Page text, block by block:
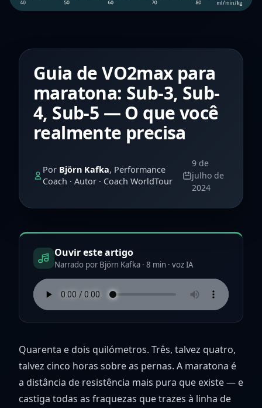
Guia de VO2max para
maratona: Sub-3, Sub-
4, Sub-5 — O que você
realmente precisa
Por Björn Kafka, Performance
Coach · Autor · Coach WorldTour
9 de
julho de
2024
Ouvir este artigo
Narrado por Björn Kafka · 8 min · voz IA
Quarenta e dois quilómetros. Três, talvez quatro,
talvez cinco horas sobre as pernas. A maratona é
a distância de resistência mais pura que existe — e
castiga todas as fraquezas que trazes à linha de